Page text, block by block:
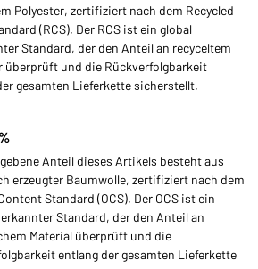
Polyester, zertifiziert nach dem Recycled
(RCS). Der RCS ist ein global
Standard, der den Anteil an recyceltem
überprüft und die Rückverfolgbarkeit
gesamten Lieferkette sicherstellt.
Anteil dieses Artikels besteht aus
erzeugter Baumwolle, zertifiziert nach dem
Standard (OCS). Der OCS ist ein
Standard, der den Anteil an
Material überprüft und die
entlang der gesamten Lieferkette